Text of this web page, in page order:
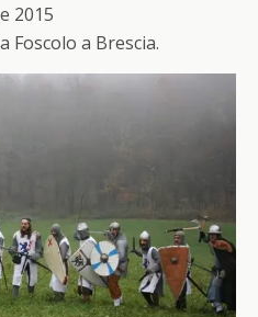
2015
Foscolo a Brescia.